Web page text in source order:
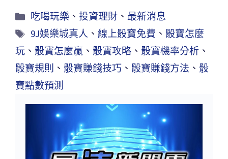
吃喝玩樂 、投資理財 、最新消息
9J娛樂城真人 、線上骰寶免費 、 骰寶怎麼
玩 、 骰寶怎麼贏 、 骰寶攻略 、 骰寶機率分析 、
骰寶規則 、 骰寶賺錢技巧 、 骰寶賺錢方法 、 骰
寶點數預測